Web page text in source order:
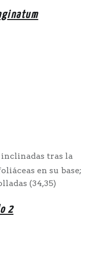
tras la
en su base;
(34,35)
2